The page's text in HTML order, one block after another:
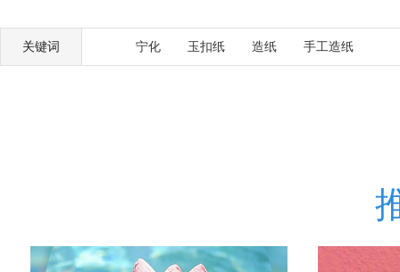
关键词 宁化 玉扣纸 造纸 手工造纸